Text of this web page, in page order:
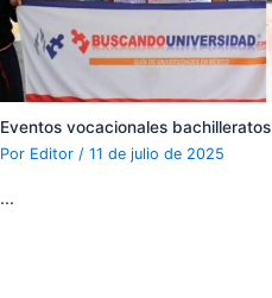
Eventos vocacionales bachilleratos
Por Editor / 11 de julio de 2025
…